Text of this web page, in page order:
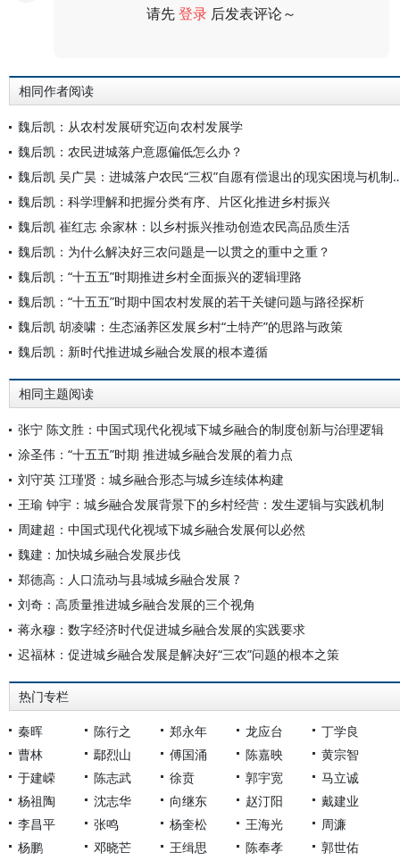
请先登录 后发表评论～
相同作者阅读
魏后凯：从农村发展研究迈向农村发展学
魏后凯：农民进城落户意愿偏低怎么办？
魏后凯 吴广昊：进城落户农
魏后凯：科学理解和把握分类有序、片区化推进乡村振兴
魏后凯 崔红志 余家林：以乡村振兴推动创造农民高品质生活
魏后凯：为什么解决好三农问题是一以贯之的重中之重？
魏后凯：“十五五”时期推进乡村全面振兴的逻辑理路
魏后凯：“十五五”时期中国农村发展的若干关键问题与路径探析
魏后凯 胡凌啸：生态涵养区发展乡村“土特产”的思路与政策
魏后凯：新时代推进城乡融合发展的根本遵循
相同主题阅读
张宁 陈文胜：中国式现代化视域下城乡融合的制度创新与治理逻辑
涂圣伟：“十五五”时期 推进城乡融合发展的着力点
刘守英 江瑾贤：城乡融合形态与城乡连续体构建
王瑜 钟宇：城乡融合发展背景下的乡村经营：发生逻辑与实践机制
周建超：中国式现代化视域下城乡融合发展何以必然
魏建：加快城乡融合发展步伐
郑德高：人口流动与县域城乡融合发展 ?
刘奇：高质量推进城乡融合发展的三个视角
蒋永穆：数字经济时代促进城乡融合发展的实践要求
迟福林：促进城乡融合发展是解决好“三农”问题的根本之策
热门专栏
秦晖 陈行之 郑永年 龙应台
丁学良
曹林
鄢烈山 傅国涌 陈嘉映
黄宗智
于建嵘
陈志武 徐贲 郭宇宽
马立诚
杨祖陶
沈志华 向继东 赵汀阳
戴建业
李昌平
张鸣 杨奎松 王海光
周濂
杨鹏
邓晓芒 王缉思 陈奉孝 郭世佑